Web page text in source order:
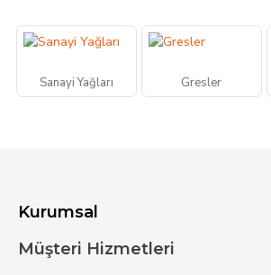
Sanayi Yağları Gresler
Kurumsal
Müşteri Hizmetleri